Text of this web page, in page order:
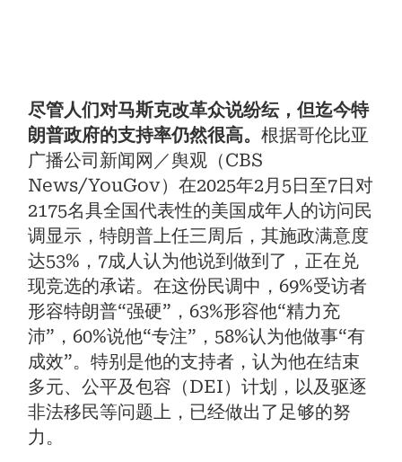
尽管人们对马斯克改革众说纷纭，但迄今特
朗普政府的支持率仍然很高。根据哥伦比亚
广播公司新闻网／舆观（CBS
News/YouGov）在2025年2月5日至7日对
2175名具全国代表性的美国成年人的访问民
调显示，特朗普上任三周后，其施政满意度
达53%，7成人认为他说到做到了，正在兑
现竞选的承诺。在这份民调中，69%受访者
形容特朗普“强硬”，63%形容他“精力充
沛”，60%说他“专注”，58%认为他做事“有
成效”。特别是他的支持者，认为他在结束
多元、公平及包容（DEI）计划，以及驱逐
非法移民等问题上，已经做出了足够的努
力。